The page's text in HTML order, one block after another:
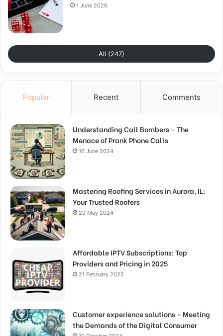
1 June 2026
All (247)
Popular Recent Comments
Understanding Call Bombers – The
Menace of Prank Phone Calls
16 June 2024
Mastering Roofing Services in Aurora, IL:
Your Trusted Roofers
29 May 2024
Affordable IPTV Subscriptions: Top
Providers and Pricing in 2025
21 February 2025
Customer experience solutions – Meeting
the Demands of the Digital Consumer